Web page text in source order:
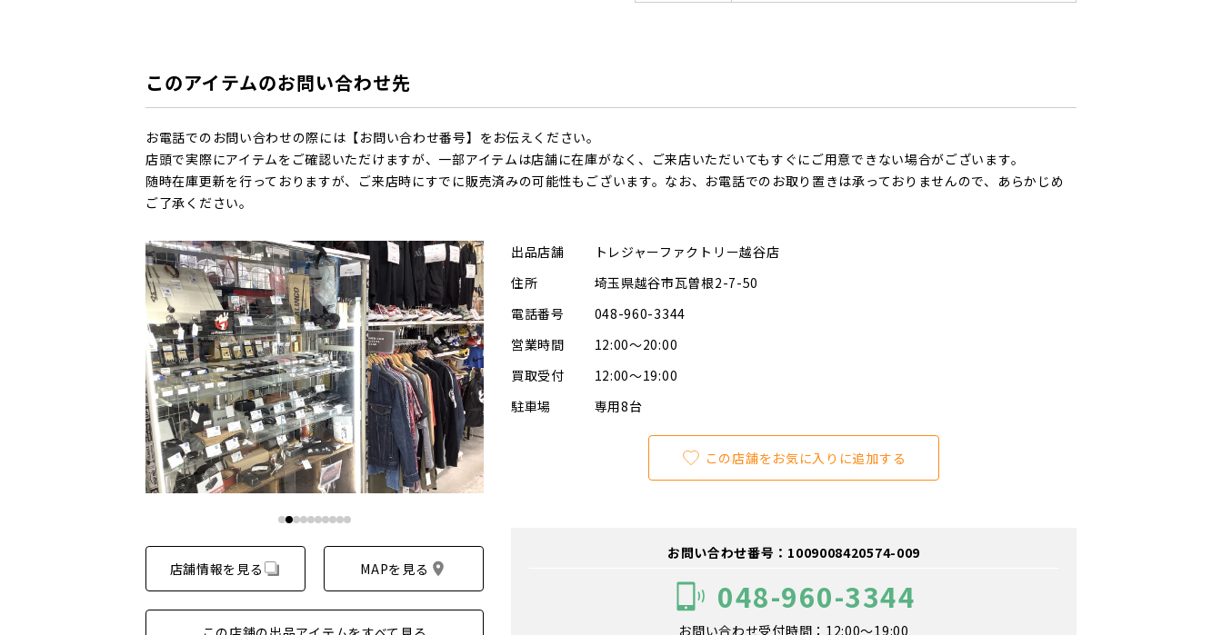
このアイテムのお問い合わせ先
お電話でのお問い合わせの際には【お問い合わせ番号】をお伝えください。
店頭で実際にアイテムをご確認いただけますが、一部アイテムは店舗に在庫がなく、ご来店いただいてもすぐにご用意できない場合がございます。
随時在庫更新を行っておりますが、ご来店時にすでに販売済みの可能性もございます。なお、お電話でのお取り置きは承っておりませんので、あらかじめ
ご了承ください。
店舗情報を見る MAPを見る
出品店舗
トレジャーファクトリー越谷店
住所
埼玉県越谷市瓦曽根2-7-50
電話番号
048-960-3344
営業時間
12:00～20:00
買取受付
12:00～19:00
駐車場
専用8台
この店舗をお気に入りに追加する
お問い合わせ番号：1009008420574-009
048-960-3344
お問い合わせ受付時間：12:00～19:00